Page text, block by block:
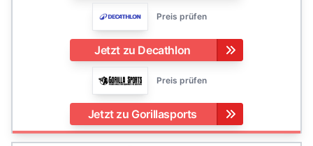
Preis prüfen
Jetzt zu Decathlon
Preis prüfen
Jetzt zu Gorillasports